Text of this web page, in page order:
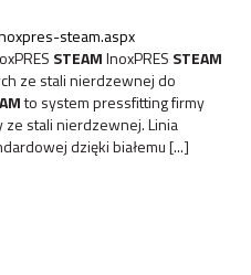
steam.aspx
STEAMInoxPRES STEAM
ze stali nierdzewnej do
to system pressfitting firmy
stali nierdzewnej. Linia
dzięki białemu [...]